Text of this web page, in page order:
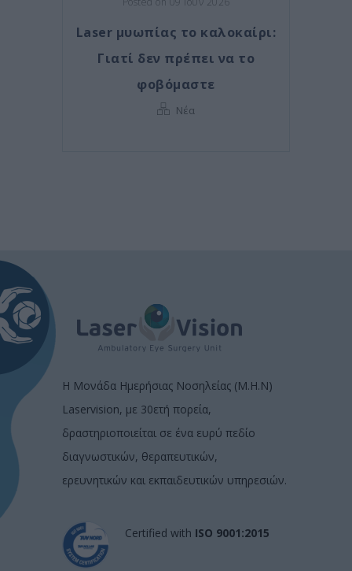
Laser μυωπίας το καλοκαίρι:
Γιατί δεν πρέπει να το
φοβόμαστε
Νέα
Η Μονάδα Ημερήσιας Νοσηλείας (Μ.Η.Ν)
Laservision, με 30ετή πορεία,
δραστηριοποιείται σε ένα ευρύ πεδίο
διαγνωστικών, θεραπευτικών,
ερευνητικών και εκπαιδευτικών υπηρεσιών.
Certified with ISO 9001:2015